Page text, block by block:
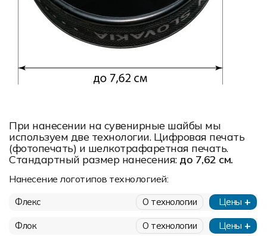
При нанесении на сувенирные шайбы мы
используем две технологии. Цифровая печать
(фотопечать) и шелкотрафаретная печать.
Стандартный размер нанесения: до 7,62 см.
Нанесение логотипов технологией:
Флекс О технологии Цены
Флок О технологии
Цены